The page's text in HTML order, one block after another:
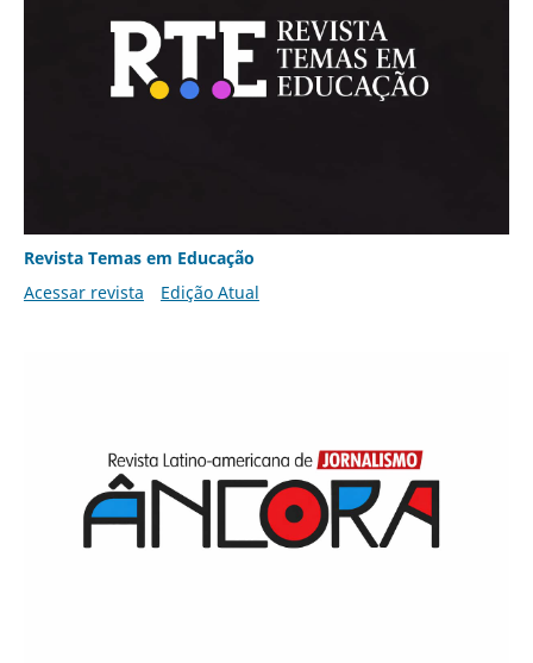
Revista Temas em Educação
Acessar revista
Edição Atual